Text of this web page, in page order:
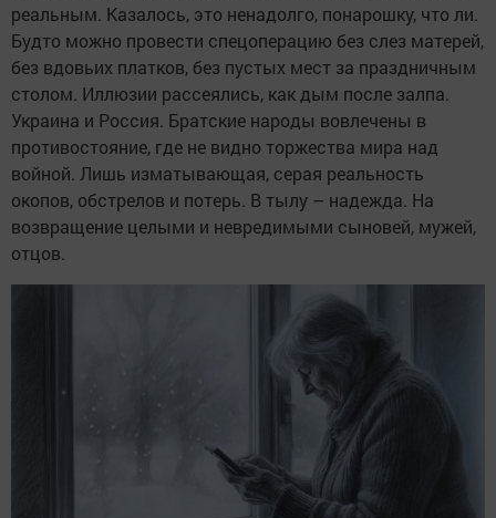
реальным. Казалось, это ненадолго, понарошку, что ли.
Будто можно провести спецоперацию без слез матерей,
без вдовьих платков, без пустых мест за праздничным
столом. Иллюзии рассеялись, как дым после залпа.
Украина и Россия. Братские народы вовлечены в
противостояние, где не видно торжества мира над
войной. Лишь изматывающая, серая реальность
окопов, обстрелов и потерь. В тылу – надежда. На
возвращение целыми и невредимыми сыновей, мужей,
отцов.